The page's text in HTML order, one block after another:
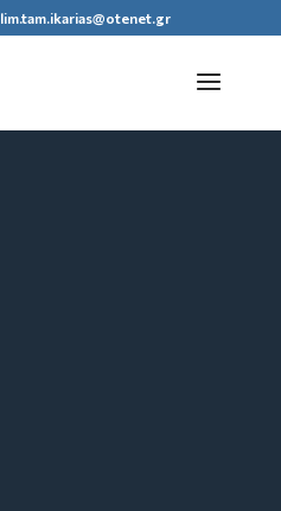
lim.tam.ikarias@otenet.gr